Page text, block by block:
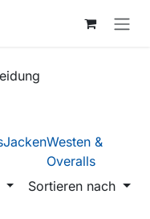
JackenWesten &
Overalls
Sortieren nach